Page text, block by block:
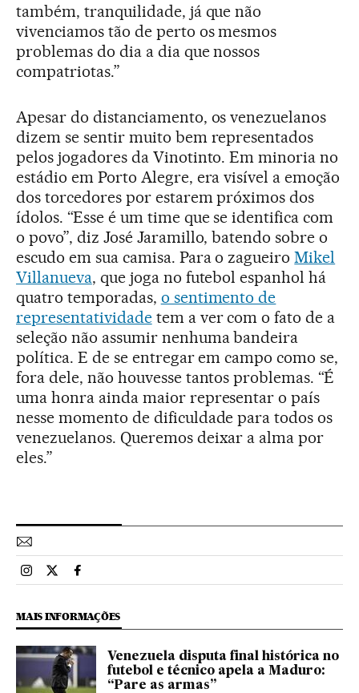
também, tranquilidade, já que não
vivenciamos tão de perto os mesmos
problemas do dia a dia que nossos
compatriotas.”
Apesar do distanciamento, os venezuelanos
dizem se sentir muito bem representados
pelos jogadores da Vinotinto. Em minoria no
estádio em Porto Alegre, era visível a emoção
dos torcedores por estarem próximos dos
ídolos. “Esse é um time que se identifica com
o povo”, diz José Jaramillo, batendo sobre o
escudo em sua camisa. Para o zagueiroMikel
Villanueva, que joga no futebol espanhol há
quatro temporadas, o sentimento de
representatividadetem a ver com o fato de a
seleção não assumir nenhuma bandeira
política. E de se entregar em campo como se,
fora dele, não houvesse tantos problemas. “É
uma honra ainda maior representar o país
nesse momento de dificuldade para todos os
venezuelanos. Queremos deixar a alma por
eles.”
Esportes El País Brasil en Instagram
Esportes El País Brasil en Twitter
Esportes El País Brasil en Facebook
MAIS INFORMAÇÕES
Venezuela disputa final histórica no
futebol e técnico apela a Maduro:
“Pare as armas”